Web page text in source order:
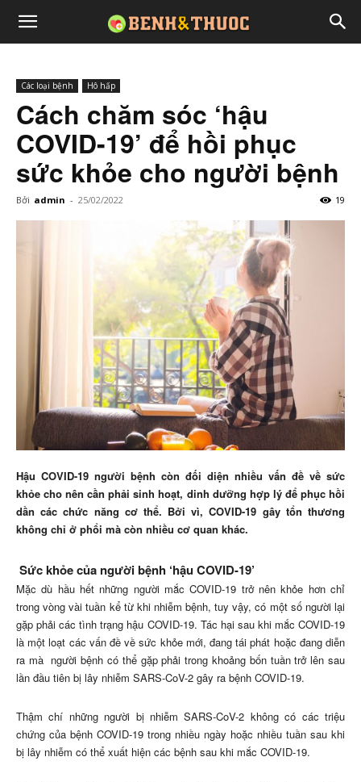
Các loại bệnh Hô hấp
Cách chăm sóc ‘hậu
COVID-19’ để hồi phục
sức khỏe cho người bệnh
Bởi admin - 25/02/2022 19
Hậu COVID-19 người bệnh còn đối diện nhiều vấn đề về sức
khỏe cho nên cần phải sinh hoạt, dinh dưỡng hợp lý để phục hồi
dần các chức năng cơ thể. Bởi vì, COVID-19 gây tổn thương
không chỉ ở phổi mà còn nhiều cơ quan khác.
Sức khỏe của người bệnh ‘hậu COVID-19’
Mặc dù hầu hết những người mắc COVID-19 trở nên khỏe hơn chỉ
trong vòng vài tuần kể từ khi nhiễm bệnh, tuy vậy, có một số người lại
gặp phải các tình trạng hậu COVID-19. Tác hại sau khi mắc COVID-19
là một loạt các vấn đề về sức khỏe mới, đang tái phát hoặc đang diễn
ra mà người bệnh có thể gặp phải trong khoảng bốn tuần trở lên sau
lần đầu tiên bị lây nhiễm SARS-CoV-2 gây ra bệnh COVID-19.
Thậm chí những người bị nhiễm SARS-CoV-2 không có các triệu
chứng của bệnh COVID-19 trong nhiều ngày hoặc nhiều tuần sau khi
bị lây nhiễm có thể xuất hiện các bệnh sau khi mắc COVID-19.